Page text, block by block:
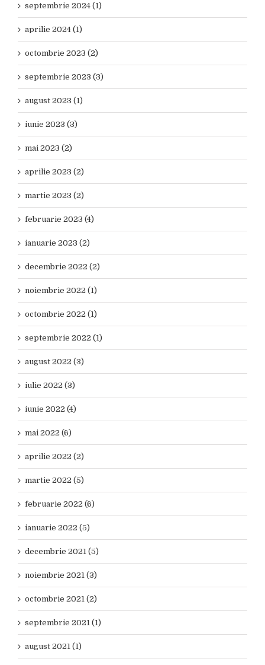
septembrie 2024 (1)
aprilie 2024 (1)
octombrie 2023 (2)
septembrie 2023 (3)
august 2023 (1)
iunie 2023 (3)
mai 2023 (2)
aprilie 2023 (2)
martie 2023 (2)
februarie 2023 (4)
ianuarie 2023 (2)
decembrie 2022 (2)
noiembrie 2022 (1)
octombrie 2022 (1)
septembrie 2022 (1)
august 2022 (3)
iulie 2022 (3)
iunie 2022 (4)
mai 2022 (6)
aprilie 2022 (2)
martie 2022 (5)
februarie 2022 (6)
ianuarie 2022 (5)
decembrie 2021 (5)
noiembrie 2021 (3)
octombrie 2021 (2)
septembrie 2021 (1)
august 2021 (1)